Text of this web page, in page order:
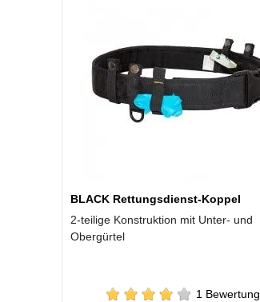
BLACK Rettungsdienst-Koppel
2-teilige Konstruktion mit Unter- und
Obergürtel
1 Bewertung